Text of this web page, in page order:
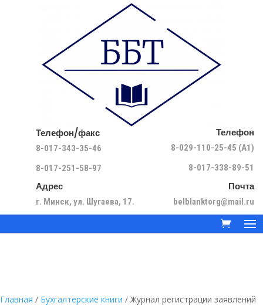
Телефон
8-029-110-25-45 (A1)
8-017-338-89-51
Телефон/факс
8-017-343-35-46
8-017-251-58-97
Почта
belblanktorg@mail.ru
Адрес
г. Минск, ул. Шугаева, 17.
Главная / Бухгалтерские книги / Журнал регистрации заявлений